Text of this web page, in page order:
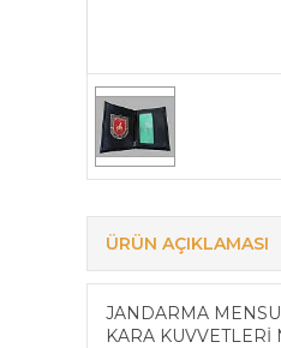
ÜRÜN AÇIKLAMASI
JANDARMA
KARA